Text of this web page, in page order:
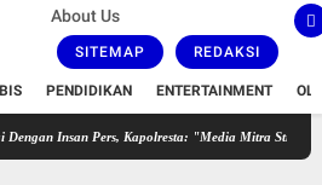
About Us
SITEMAP REDAKSI
PENDIDIKAN ENTERTAINMENT
Pers, Kapolresta: "Media Mitra Strategis Jaga